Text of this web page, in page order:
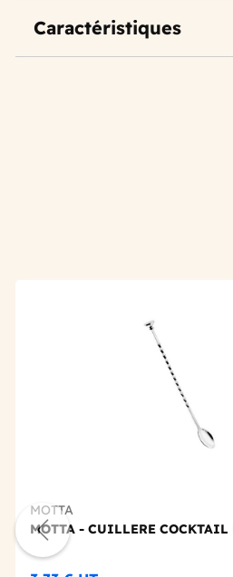
Caractéristiques
MOTTA
MOTTA - CUILLERE COCKTAIL